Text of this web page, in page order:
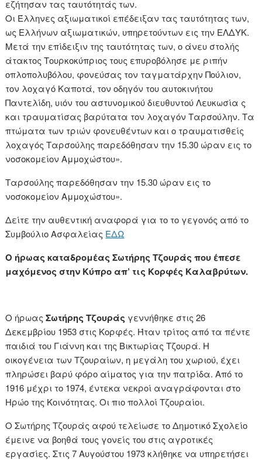
εζήτησαν τας ταυτότητάς των.
Οι Έλληνες αξιωματικοί επέδειξαν τας ταυτότητας των,
ως Ελλήνων αξιωματικών, υπηρετούντων εις την ΕΛΔΥΚ.
Μετά την επίδειξιν της ταυτότητας των, ο άνευ στολής
άτακτος Τουρκοκύπριος τους επυροβόλησε με ριπήν
οπλοπολυβόλου, φονεύσας τον ταγματάρχην Πούλιον,
τον λοχαγό Καποτά, τον οδηγόν του αυτοκινήτου
Παντελίδη, υιόν του αστυνομικού διευθυντού Λευκωσία ς
και τραυματίσας βαρύτατα τον λοχαγόν Ταρσούλην. Τα
πτώματα των τριών φονευθέντων και ο τραυματισθείς
λοχαγός Ταρσούλης παρεδόθησαν την 15.30 ώραν εις το
νοσοκομείον Αμμοχώστου».
Ταρσούλης παρεδόθησαν την 15.30 ώραν εις το
νοσοκομείον Αμμοχώστου».
Δείτε την αυθεντική αναφορά για το το γεγονός από το
Συμβούλιο Ασφαλείας ΕΔΩ
Ο ήρωας καταδρομέας Σωτήρης Τζουράς που έπεσε
μαχόμενος στην Κύπρο απ’ τις Κορφές Καλαβρύτων.
Ο ήρωαςΣωτήρης Τζουράς γεννήθηκε στις 26
Δεκεμβρίου 1953 στις Κορφές. Ήταν τρίτος από τα πέντε
παιδιά του Γιάννη και της Βικτωρίας Τζουρά. Η
οικογένεια των Τζουραίων, η μεγάλη του χωριού, έχει
πληρώσει βαρύ φόρο αίματος για την πατρίδα. Από το
1916 μέχρι το 1974, έντεκα νεκροί αναγράφονται στο
Ηρώο της Κοινότητας. Οι πιο πολλοί Τζουραίοι.
Ο Σωτήρης Τζουράς αφού τελείωσε το Δημοτικό Σχολείο
έμεινε να βοηθά τους γονείς του στις αγροτικές
εργασίες. Στις 7 Αυγούστου 1973 κλήθηκε να υπηρετήσει